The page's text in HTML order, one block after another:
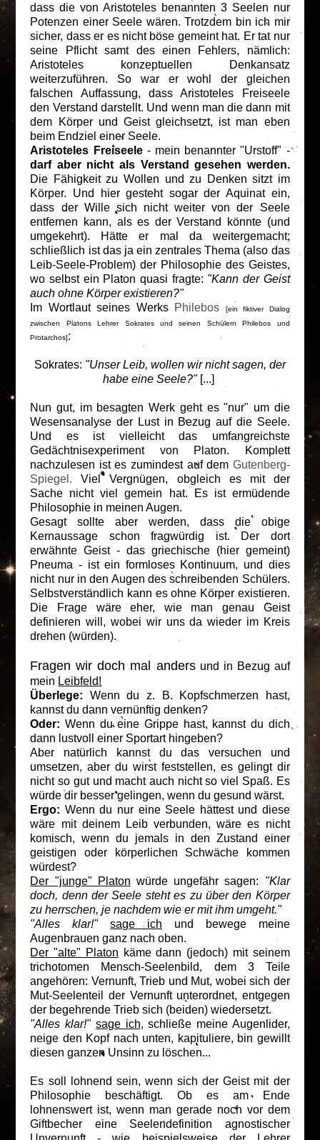
dass die von Aristoteles benannten 3 Seelen nur
Potenzen einer Seele wären. Trotzdem bin ich mir
sicher, dass er es nicht böse gemeint hat. Er tat nur
seine Pflicht samt des einen Fehlers, nämlich:
Aristoteles konzeptuellen Denkansatz
weiterzuführen. So war er wohl der gleichen
falschen Auffassung, dass Aristoteles Freiseele
den Verstand darstellt. Und wenn man die dann mit
dem Körper und Geist gleichsetzt, ist man eben
beim Endziel einer Seele.
Aristoteles Freiseele- mein benannter "Urstoff" -
darf aber nicht als Verstand gesehen werden.
Die Fähigkeit zu Wollen und zu Denken sitzt im
Körper. Und hier gesteht sogar der Aquinat ein,
dass der Wille sich nicht weiter von der Seele
entfernen kann, als es der Verstand könnte (und
umgekehrt). Hätte er mal da weitergemacht;
schließlich ist das ja ein zentrales Thema (also das
Leib-Seele-Problem) der Philosophie des Geistes,
wo selbst ein Platon quasi fragte: "Kann der Geist
auch ohne Körper existieren?"
Im Wortlaut seines Werks Philebos
[ein fiktiver Dialog
zwischen Platons Lehrer Sokrates und seinen Schülern Philebos und
Protarchos]:
Sokrates: "Unser Leib, wollen wir nicht sagen, der
habe eine Seele?"[...]
Nun gut, im besagten Werk geht es "nur" um die
Wesensanalyse der Lust in Bezug auf die Seele.
Und es ist vielleicht das umfangreichste
Gedächtnisexperiment von Platon. Komplett
nachzulesen ist es zumindest auf dem Gutenberg-
Spiegel. Viel Vergnügen, obgleich es mit der
Sache nicht viel gemein hat. Es ist ermüdende
Philosophie in meinen Augen.
Gesagt sollte aber werden, dass die obige
Kernaussage schon fragwürdig ist. Der dort
erwähnte Geist - das griechische (hier gemeint)
Pneuma - ist ein formloses Kontinuum, und dies
nicht nur in den Augen des schreibenden Schülers.
Selbstverständlich kann es ohne Körper existieren.
Die Frage wäre eher, wie man genau Geist
definieren will, wobei wir uns da wieder im Kreis
drehen (würden).
Fragen wir doch mal andersund in Bezug auf
mein Leibfeld!
Überlege: Wenn du z. B. Kopfschmerzen hast,
kannst du dann vernünftig denken?
Oder: Wenn du eine Grippe hast, kannst du dich
dann lustvoll einer Sportart hingeben?
Aber natürlich kannst du das versuchen und
umsetzen, aber du wirst feststellen, es gelingt dir
nicht so gut und macht auch nicht so viel Spaß. Es
würde dir besser gelingen, wenn du gesund wärst.
Ergo: Wenn du nur eine Seele hättest und diese
wäre mit deinem Leib verbunden, wäre es nicht
komisch, wenn du jemals in den Zustand einer
geistigen oder körperlichen Schwäche kommen
würdest?
Der "junge" Platon würde ungefähr sagen: "Klar
doch, denn der Seele steht es zu über den Körper
zu herrschen, je nachdem wie er mit ihm umgeht."
"Alles klar!"
sage ich und bewege meine
Augenbrauen ganz nach oben.
Der "alte" Platon käme dann (jedoch) mit seinem
trichotomen Mensch-Seelenbild, dem 3 Teile
angehören: Vernunft, Trieb und Mut, wobei sich der
Mut-Seelenteil der Vernunft unterordnet, entgegen
der begehrende Trieb sich (beiden) wiedersetzt.
"Alles klar!" sage ich, schließe meine Augenlider,
neige den Kopf nach unten, kapituliere, bin gewillt
diesen ganzen Unsinn zu löschen...
Es soll lohnend sein, wenn sich der Geist mit der
Philosophie beschäftigt. Ob es am Ende
lohnenswert ist, wenn man gerade noch vor dem
Giftbecher eine Seelendefinition agnostischer